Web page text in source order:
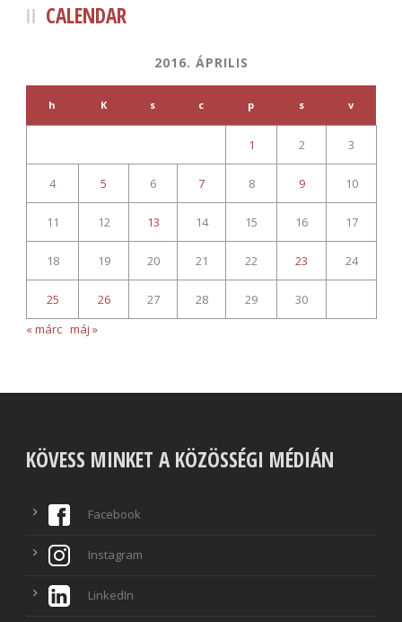
CALENDAR
2016. ÁPRILIS
h K s c p s v
1 2 3
4 5 6 7 8 9 10
11 12 13 14 15 16 17
18 19 20 21 22 23 24
25 26 27 28 29
30
« márc máj »
KÖVESS MINKET A KÖZÖSSÉGI MÉDIÁN
Facebook
Instagram
LinkedIn